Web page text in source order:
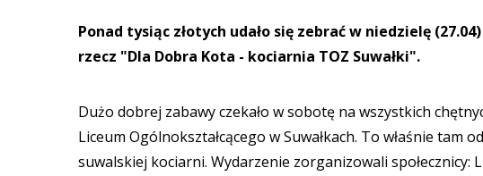
Ponad tysiąc złotych udało się zebrać w niedzielę
rzecz "Dla Dobra Kota - kociarnia TOZ Suwałki".
Dużo dobrej zabawy czekało w sobotę na wszystkich
Liceum Ogólnokształcącego w Suwałkach. To właśnie tam
suwalskiej kociarni. Wydarzenie zorganizowali społecznicy: